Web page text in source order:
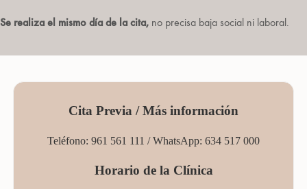
Se realiza el mismo día de la cita, no precisa baja social ni laboral.
Cita Previa / Más información
Teléfono: 961 561 111 / WhatsApp: 634 517 000
Horario de la Clínica